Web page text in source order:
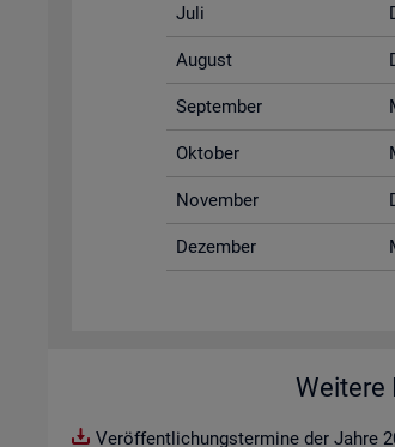
Juli
Au­gust
Sep­tem­ber
Ok­to­ber
No­vem­ber
De­zem­ber
Weitere
Veröffentlichungstermine der Jahre